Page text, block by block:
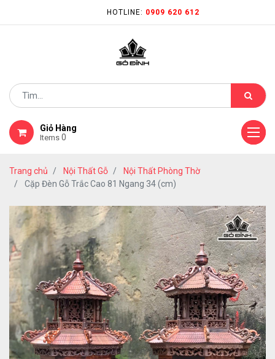
HOTLINE: 0909 620 612
Giỏ Hàng
Items 0
Trang chủ Nội Thất Gỗ
Nội Thất Phòng Thờ
Cặp Đèn Gỗ Trắc Cao 81 Ngang 34 (cm)